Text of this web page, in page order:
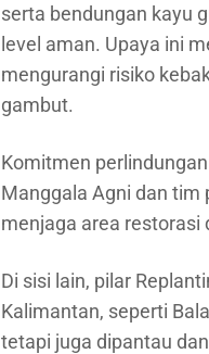
serta bendungan kayu
level aman. Upaya ini
mengurangi risiko
gambut.
Komitmen
Manggala Agni dan tim
menjaga area restorasi
Di sisi lain, pilar
Kalimantan, seperti
tetapi juga dipantau